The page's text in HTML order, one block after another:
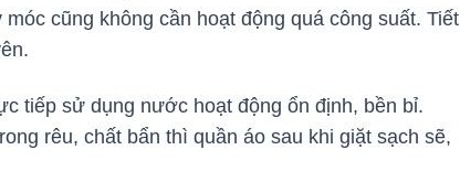
cũng không cần hoạt động quá công suất. Tiết
tiếp sử dụng nước hoạt động ổn định, bền bỉ.
rêu, chất bẩn thì quần áo sau khi giặt sạch sẽ,